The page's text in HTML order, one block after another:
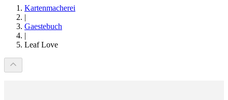
Kartenmacherei
|
Gaestebuch
|
Leaf Love